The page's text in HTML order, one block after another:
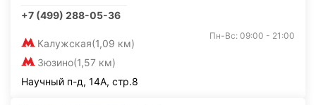
+7 (499) 288-05-36
Калужская(1,09 км)
Зюзино(1,57 км)
Пн-Вс: 09:00 - 21:00
Научный п-д, 14А, стр.8